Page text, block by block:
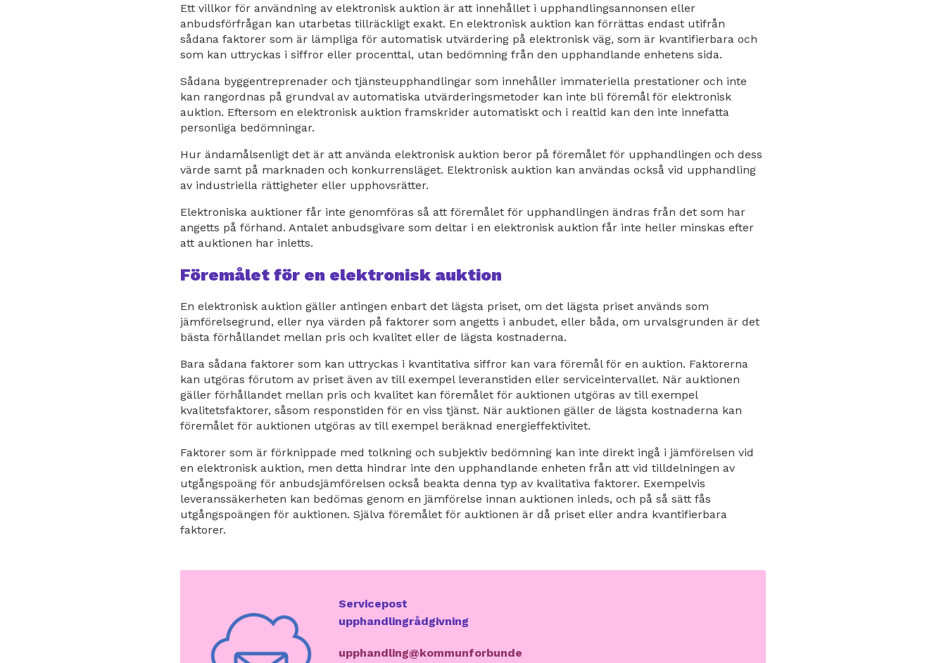
Ett villkor för användning av elektronisk auktion är att innehållet i upphandlingsannonsen eller
anbudsförfrågan kan utarbetas tillräckligt exakt. En elektronisk auktion kan förrättas endast utifrån
sådana faktorer som är lämpliga för automatisk utvärdering på elektronisk väg, som är kvantifierbara och
som kan uttryckas i siffror eller procenttal, utan bedömning från den upphandlande enhetens sida.
Sådana byggentreprenader och tjänsteupphandlingar som innehåller immateriella prestationer och inte
kan rangordnas på grundval av automatiska utvärderingsmetoder kan inte bli föremål för elektronisk
auktion. Eftersom en elektronisk auktion framskrider automatiskt och i realtid kan den inte innefatta
personliga bedömningar.
Hur ändamålsenligt det är att använda elektronisk auktion beror på föremålet för upphandlingen och dess
värde samt på marknaden och konkurrensläget. Elektronisk auktion kan användas också vid upphandling
av industriella rättigheter eller upphovsrätter.
Elektroniska auktioner får inte genomföras så att föremålet för upphandlingen ändras från det som har
angetts på förhand. Antalet anbudsgivare som deltar i en elektronisk auktion får inte heller minskas efter
att auktionen har inletts.
Föremålet för en elektronisk auktion
En elektronisk auktion gäller antingen enbart det lägsta priset, om det lägsta priset används som
jämförelsegrund, eller nya värden på faktorer som angetts i anbudet, eller båda, om urvalsgrunden är det
bästa förhållandet mellan pris och kvalitet eller de lägsta kostnaderna.
Bara sådana faktorer som kan uttryckas i kvantitativa siffror kan vara föremål för en auktion. Faktorerna
kan utgöras förutom av priset även av till exempel leveranstiden eller serviceintervallet. När auktionen
gäller förhållandet mellan pris och kvalitet kan föremålet för auktionen utgöras av till exempel
kvalitetsfaktorer, såsom responstiden för en viss tjänst. När auktionen gäller de lägsta kostnaderna kan
föremålet för auktionen utgöras av till exempel beräknad energieffektivitet.
Faktorer som är förknippade med tolkning och subjektiv bedömning kan inte direkt ingå i jämförelsen vid
en elektronisk auktion, men detta hindrar inte den upphandlande enheten från att vid tilldelningen av
utgångspoäng för anbudsjämförelsen också beakta denna typ av kvalitativa faktorer. Exempelvis
leveranssäkerheten kan bedömas genom en jämförelse innan auktionen inleds, och på så sätt fås
utgångspoängen för auktionen. Själva föremålet för auktionen är då priset eller andra kvantifierbara
faktorer.
Servicepost
upphandlingrådgivning
upphandling@kommunforbunde